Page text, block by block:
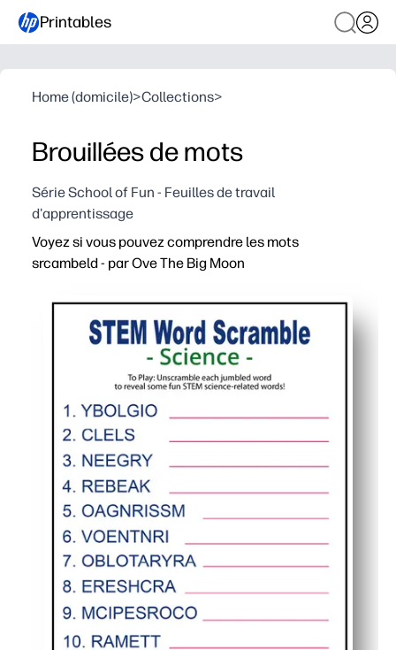
Printables
Home (domicile)>Collections>
Brouillées de mots
Série School of Fun - Feuilles de travail
d'apprentissage
Voyez si vous pouvez comprendre les mots
srcambeld - par Ove The Big Moon